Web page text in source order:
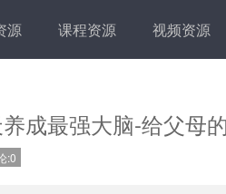
源 课程资源 视频资源
成最强大脑-给父母
:0